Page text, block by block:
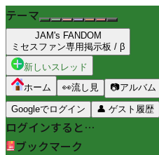
テーマ
JAM's FANDOM
ミセスファン専用掲示板 / β
新しいスレッド
ホーム
👀流し見 📷アルバム
Googleでログイン 👤 ゲスト履歴
ログインすると…
ブックマーク